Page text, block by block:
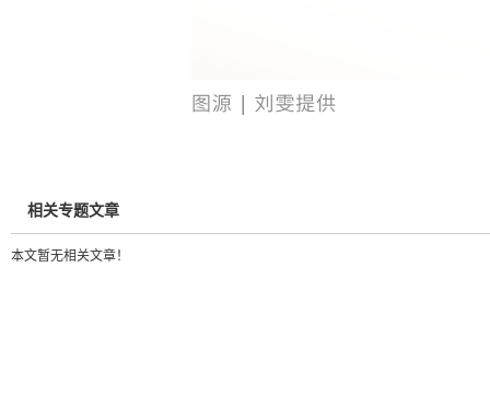
相关专题文章
本文暂无相关文章！